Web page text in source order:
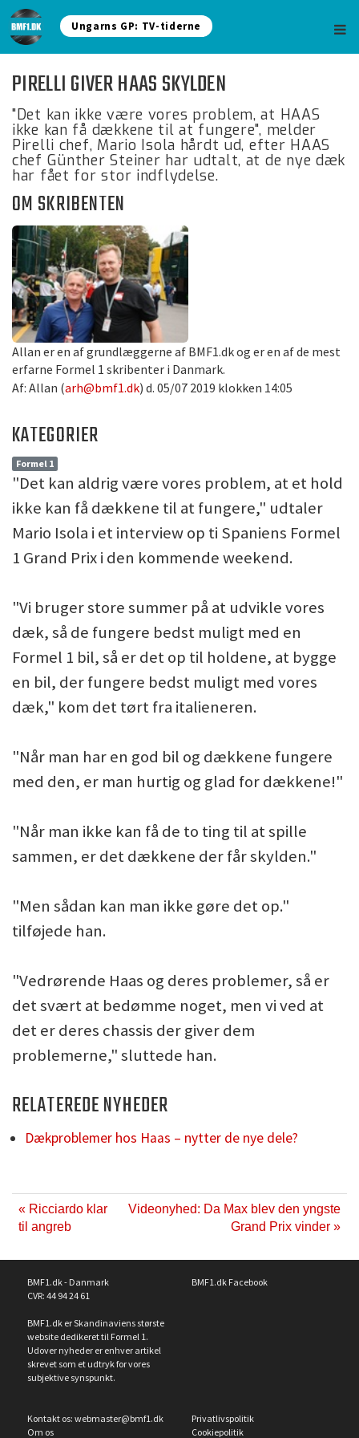
Ungarns GP: TV-tiderne
PIRELLI GIVER HAAS SKYLDEN
"Det kan ikke være vores problem, at HAAS
ikke kan få dækkene til at fungere", melder
Pirelli chef, Mario Isola hårdt ud, efter HAAS
chef Günther Steiner har udtalt, at de nye dæk
har fået for stor indflydelse.
OM SKRIBENTEN
Allan er en af grundlæggerne af BMF1.dk og er en af de mest
erfarne Formel 1 skribenter i Danmark.
Af: Allan (arh@bmf1.dk) d. 05/07 2019 klokken 14:05
KATEGORIER
Formel 1
"Det kan aldrig være vores problem, at et hold
ikke kan få dækkene til at fungere," udtaler
Mario Isola i et interview op ti Spaniens Formel
1 Grand Prix i den kommende weekend.
"Vi bruger store summer på at udvikle vores
dæk, så de fungere bedst muligt med en
Formel 1 bil, så er det op til holdene, at bygge
en bil, der fungere bedst muligt med vores
dæk," kom det tørt fra italieneren.
"Når man har en god bil og dækkene fungere
med den, er man hurtig og glad for dækkene!"
"Når man ikke kan få de to ting til at spille
sammen, er det dækkene der får skylden."
"Men sådan kan man ikke gøre det op."
tilføjede han.
"Vedrørende Haas og deres problemer, så er
det svært at bedømme noget, men vi ved at
det er deres chassis der giver dem
problemerne," sluttede han.
RELATEREDE NYHEDER
Dækproblemer hos Haas – nytter de nye dele?
« Ricciardo klar
til angreb
Videonyhed: Da Max blev den yngste
Grand Prix vinder »
BMF1.dk - Danmark
CVR: 44 94 24 61
BMF1.dk er Skandinaviens største
website dedikeret til Formel 1.
Udover nyheder er enhver artikel
skrevet som et udtryk for vores
subjektive synspunkt.
BMF1.dk Facebook
Kontakt os: webmaster@bmf1.dk
Om os
Privatlivspolitik
Cookiepolitik